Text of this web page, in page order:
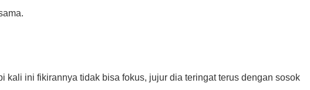
kali ini fikirannya tidak bisa fokus, jujur dia teringat terus dengan sosok